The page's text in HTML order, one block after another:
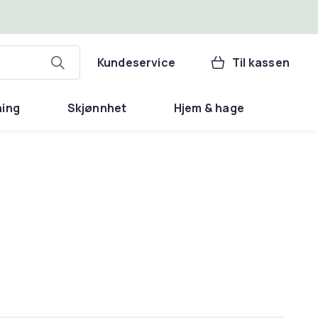
Kundeservice Til kassen
Skjønnhet Hjem & hage